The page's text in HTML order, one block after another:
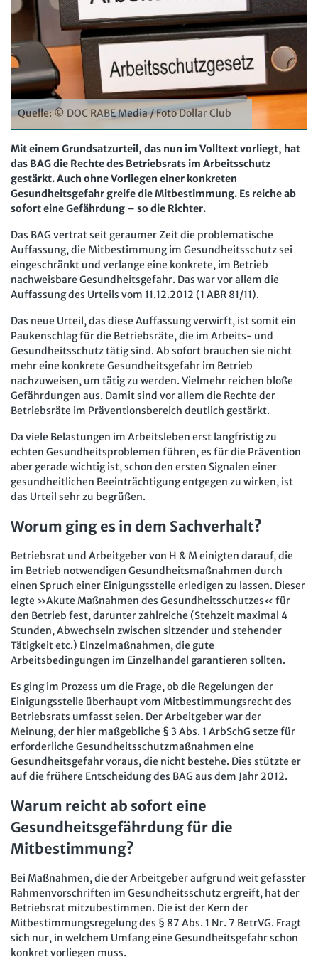
Computer und Arbeit
Gute Arbeit
Betriebsrat und Mitbestimmung
Arbeitsschutz und Mitbestimmung
Schwerbehindertenrecht und Inklusion
Arbeit und Recht
Soziales Recht
Digitales Arbeits- und Sozialrecht
Soziale Sicherheit
Beschäftigtendatenschutz online
Personalratswissen online
Schwerbehindertenrecht online
Arbeitszeit online
KI-Praxis Arbeitsrecht online
JAV-Praxis online
Newsletter
Bund SHOP
Abo
mein Bund-Online
Presse Interne Meldestelle Verträge kündigen
Hilfe
Datenschutz
AGB Impressum
Kontakt
Erklärung zur Barrierefreiheit
Widerruf
Widerrufsrecht
Verlag
Karriere Buchhandel
Quelle: © DOC RABE Media / Foto Dollar Club
Mit einem Grundsatzurteil, das nun im Volltext vorliegt, hat
das BAG die Rechte des Betriebsrats im Arbeitsschutz
gestärkt. Auch ohne Vorliegen einer konkreten
Gesundheitsgefahr greife die Mitbestimmung. Es reiche ab
sofort eine Gefährdung – so die Richter.
Das BAG vertrat seit geraumer Zeit die problematische
Auffassung, die Mitbestimmung im Gesundheitsschutz sei
eingeschränkt und verlange eine konkrete, im Betrieb
nachweisbare Gesundheitsgefahr. Das war vor allem die
Auffassung des Urteils vom 11.12.2012 (1 ABR 81/11).
Das neue Urteil, das diese Auffassung verwirft, ist somit ein
Paukenschlag für die Betriebsräte, die im Arbeits- und
Gesundheitsschutz tätig sind. Ab sofort brauchen sie nicht
mehr eine konkrete Gesundheitsgefahr im Betrieb
nachzuweisen, um tätig zu werden. Vielmehr reichen bloße
Gefährdungen aus. Damit sind vor allem die Rechte der
Betriebsräte im Präventionsbereich deutlich gestärkt.
Da viele Belastungen im Arbeitsleben erst langfristig zu
echten Gesundheitsproblemen führen, es für die Prävention
aber gerade wichtig ist, schon den ersten Signalen einer
gesundheitlichen Beeinträchtigung entgegen zu wirken, ist
das Urteil sehr zu begrüßen.
Worum ging es in dem Sachverhalt?
Betriebsrat und Arbeitgeber von H & M einigten darauf, die
im Betrieb notwendigen Gesundheitsmaßnahmen durch
einen Spruch einer Einigungsstelle erledigen zu lassen. Dieser
legte »Akute Maßnahmen des Gesundheitsschutzes« für
den Betrieb fest, darunter zahlreiche (Stehzeit maximal 4
Stunden, Abwechseln zwischen sitzender und stehender
Tätigkeit etc.) Einzelmaßnahmen, die gute
Arbeitsbedingungen im Einzelhandel garantieren sollten.
Es ging im Prozess um die Frage, ob die Regelungen der
Einigungsstelle überhaupt vom Mitbestimmungsrecht des
Betriebsrats umfasst seien. Der Arbeitgeber war der
Meinung, der hier maßgebliche § 3 Abs. 1 ArbSchG setze für
erforderliche Gesundheitsschutzmaßnahmen eine
Gesundheitsgefahr voraus, die nicht bestehe. Dies stützte er
auf die frühere Entscheidung des BAG aus dem Jahr 2012.
Warum reicht ab sofort eine
Gesundheitsgefährdung für die
Mitbestimmung?
Bei Maßnahmen, die der Arbeitgeber aufgrund weit gefasster
Rahmenvorschriften im Gesundheitsschutz ergreift, hat der
Betriebsrat mitzubestimmen. Die ist der Kern der
Mitbestimmungsregelung des § 87 Abs. 1 Nr. 7 BetrVG. Fragt
sich nur, in welchem Umfang eine Gesundheitsgefahr schon
konkret vorliegen muss.